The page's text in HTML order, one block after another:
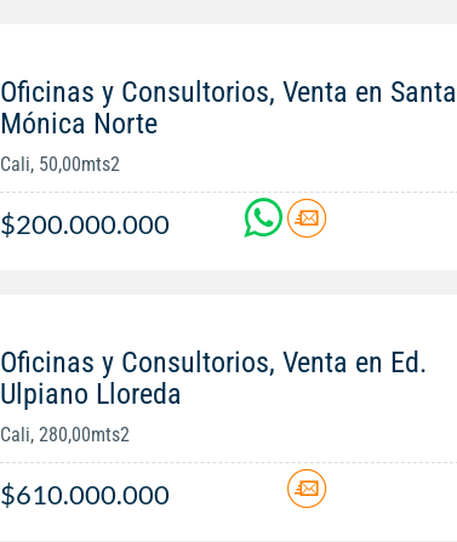
Oficinas y Consultorios, Venta en Santa
Mónica Norte
Cali, 50,00mts2
$200.000.000
Oficinas y Consultorios, Venta en Ed.
Ulpiano Lloreda
Cali, 280,00mts2
$610.000.000